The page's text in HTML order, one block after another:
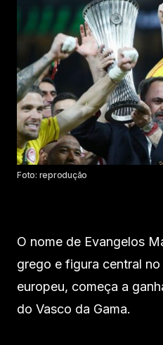
Foto: reprodução
O nome de Evangelos
grego e figura central
europeu, começa a
do Vasco da Gama.